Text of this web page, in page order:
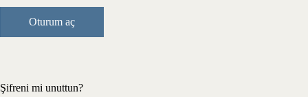
Şifreni mi unuttun?